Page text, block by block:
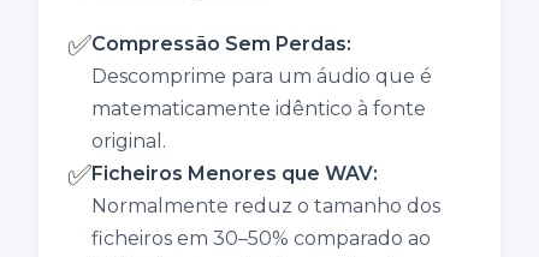
✅Compressão Sem Perdas:
Descomprime para um áudio que é
matematicamente idêntico à fonte
original.
✅Ficheiros Menores que WAV:
Normalmente reduz o tamanho dos
ficheiros em 30–50% comparado ao